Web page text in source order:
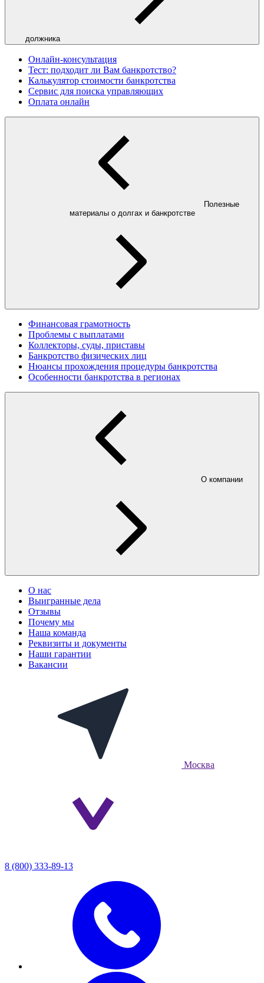
должника
Онлайн-консультация
Тест: подходит ли Вам банкротство?
Калькулятор стоимости банкротства
Сервис для поиска управляющих
Оплата онлайн
Полезные
материалы о долгах и банкротстве
Финансовая грамотность
Проблемы с выплатами
Коллекторы, суды, приставы
Банкротство физических лиц
Нюансы прохождения процедуры банкротства
Особенности банкротства в регионах
О компании
О нас
Выигранные дела
Отзывы
Почему мы
Наша команда
Реквизиты и документы
Наши гарантии
Вакансии
Москва
8 (800) 333-89-13